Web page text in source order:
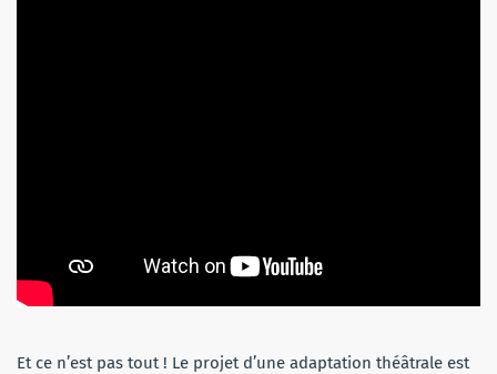
Et ce n’est pas tout ! Le projet d’une adaptation théâtrale est